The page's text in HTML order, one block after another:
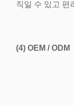
직일 수 있고 편
(4) OEM / ODM